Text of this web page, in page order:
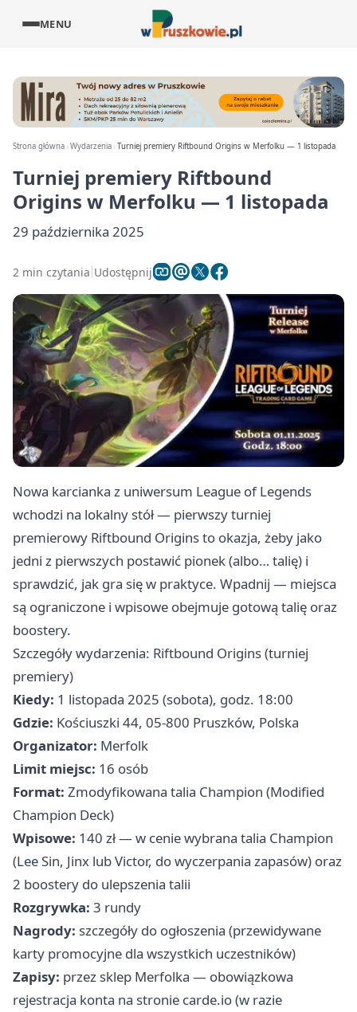
MENU
Strona główna Wydarzenia Turniej premiery Riftbound Origins w Merfolku — 1 listopada
Turniej premiery Riftbound
Origins w Merfolku — 1 listopada
29 października 2025
2 min czytania Udostępnij
Nowa karcianka z uniwersum League of Legends
wchodzi na lokalny stół — pierwszy turniej
premierowy Riftbound Origins to okazja, żeby jako
jedni z pierwszych postawić pionek (albo… talię) i
sprawdzić, jak gra się w praktyce. Wpadnij — miejsca
są ograniczone i wpisowe obejmuje gotową talię oraz
boostery.
Szczegóły wydarzenia: Riftbound Origins (turniej
premiery)
Kiedy: 1 listopada 2025 (sobota), godz. 18:00
Gdzie: Kościuszki 44, 05-800 Pruszków, Polska
Organizator: Merfolk
Limit miejsc: 16 osób
Format: Zmodyfikowana talia Champion (Modified
Champion Deck)
Wpisowe: 140 zł — w cenie wybrana talia Champion
(Lee Sin, Jinx lub Victor, do wyczerpania zapasów) oraz
2 boostery do ulepszenia talii
Rozgrywka: 3 rundy
Nagrody: szczegóły do ogłoszenia (przewidywane
karty promocyjne dla wszystkich uczestników)
Zapisy: przez sklep Merfolka — obowiązkowa
rejestracja konta na stronie carde.io (w razie